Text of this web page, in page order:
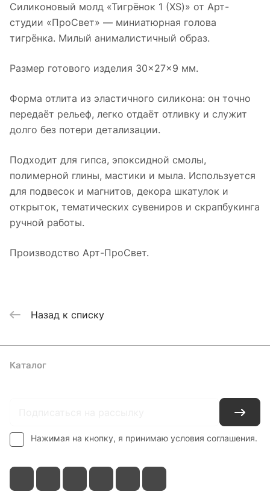
Силиконовый молд «Тигрёнок 1 (XS)» от Арт-
студии «ПроСвет» — миниатюрная голова
тигрёнка. Милый анималистичный образ.
Размер готового изделия 30×27×9 мм.
Форма отлита из эластичного силикона: он точно
передаёт рельеф, легко отдаёт отливку и служит
долго без потери детализации.
Подходит для гипса, эпоксидной смолы,
полимерной глины, мастики и мыла. Используется
для подвесок и магнитов, декора шкатулок и
открыток, тематических сувениров и скрапбукинга
ручной работы.
Производство Арт-ПроСвет.
Назад к списку
Каталог
Нажимая на кнопку, я принимаю условия соглашения.